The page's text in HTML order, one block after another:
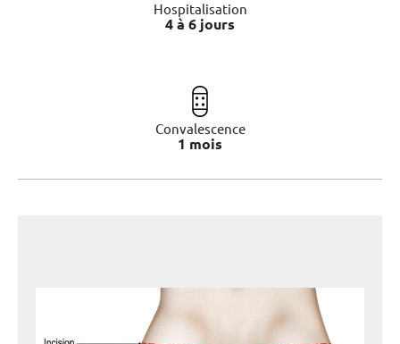
Hospitalisation
4 à 6 jours
Convalescence
1 mois